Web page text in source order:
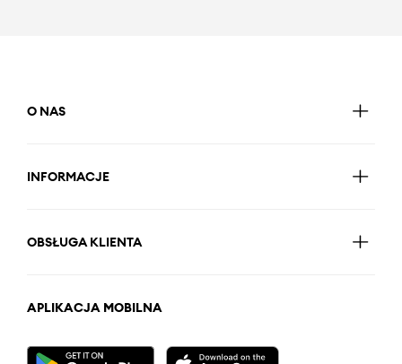
O NAS
INFORMACJE
OBSŁUGA KLIENTA
APLIKACJA MOBILNA